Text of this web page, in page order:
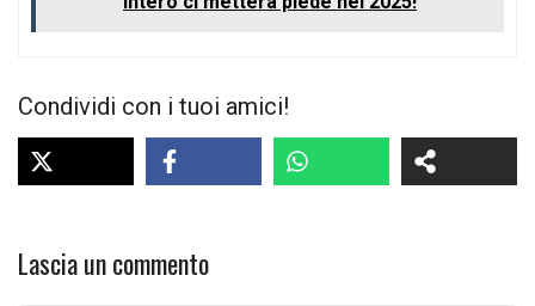
Condividi con i tuoi amici!
Lascia un commento